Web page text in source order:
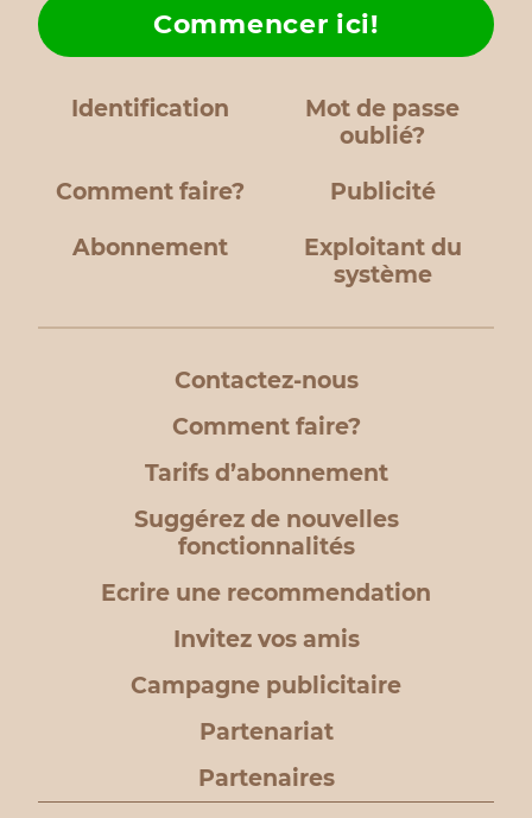
Identification
Mot de passe
oublié?
Comment faire?
Commencer ici!
Publicité
Abonnement
Exploitant du
système
Contactez-nous
Comment faire?
Tarifs d’abonnement
Suggérez de nouvelles
fonctionnalités
Ecrire une recommendation
Invitez vos amis
Campagne publicitaire
Partenariat
Partenaires